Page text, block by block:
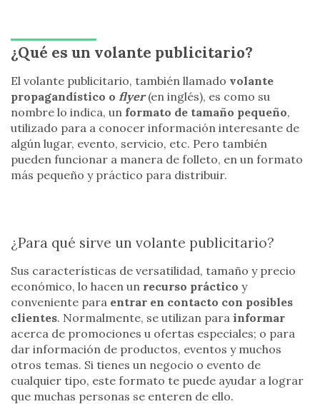
¿Qué es un volante publicitario?
El volante publicitario, también llamado volante
propagandístico o flyer (en inglés), es como su
nombre lo indica, un formato de tamaño pequeño,
utilizado para a conocer información interesante de
algún lugar, evento, servicio, etc. Pero también
pueden funcionar a manera de folleto, en un formato
más pequeño y práctico para distribuir.
¿Para qué sirve un volante publicitario?
Sus características de versatilidad, tamaño y precio
económico, lo hacen un recurso práctico y
conveniente para entrar en contacto con posibles
clientes. Normalmente, se utilizan para informar
acerca de promociones u ofertas especiales; o para
dar información de productos, eventos y muchos
otros temas. Si tienes un negocio o evento de
cualquier tipo, este formato te puede ayudar a lograr
que muchas personas se enteren de ello.